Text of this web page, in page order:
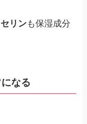
リンも保湿成分
なる